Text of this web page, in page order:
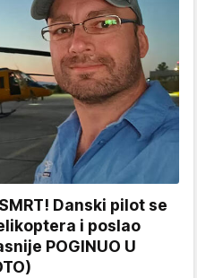
SMRT! Danski pilot se
i poslao
POGINUO U